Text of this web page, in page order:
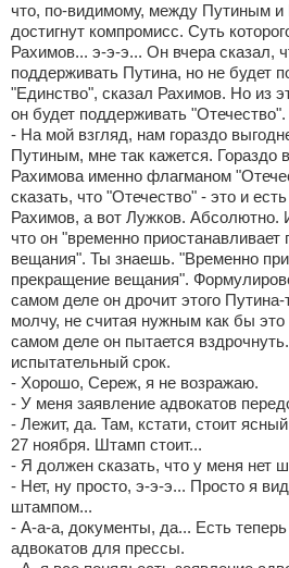
что, по-видимому, между Путиным
достигнут компромисс. Суть
Рахимов... э-э-э... Он вчера сказал,
поддерживать Путина, но не будет
"Единство", сказал Рахимов. Но из
он будет поддерживать
- На мой взгляд, нам гораздо
Путиным, мне так кажется. Гораздо
Рахимова именно флагманом
сказать, что "Отечество" - это и
Рахимов, а вот Лужков. Абсолютно.
что он "временно приостанавливает
вещания". Ты знаешь. "Временно
прекращение вещания".
самом деле он дрочит этого
молчу, не считая нужным как бы это
самом деле он пытается
испытательный срок.
- Хорошо, Сереж, я не возражаю.
- У меня заявление адвокатов
- Лежит, да. Там, кстати, стоит
27 ноября. Штамп стоит...
- Я должен сказать, что у меня нет
- Нет, ну просто, э-э-э... Просто я
штампом...
- А-а-а, документы, да... Есть
адвокатов для прессы.